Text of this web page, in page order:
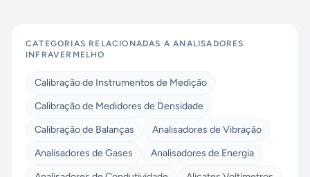
CATEGORIAS RELACIONADAS AANALISADORES
INFRAVERMELHO
Calibração de Instrumentos de Medição
Calibração de Medidores de Densidade
Calibração de Balanças
Analisadores de Vibração
Analisadores de Gases
Analisadores de Energia